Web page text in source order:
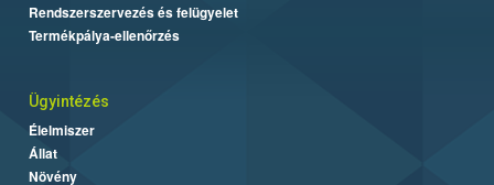
Rendszerszervezés és felügyelet
Termékpálya-ellenőrzés
Ügyintézés
Élelmiszer
Állat
Növény